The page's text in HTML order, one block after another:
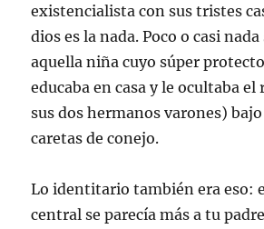
existencialista con sus tristes
dios es la nada. Poco o casi
aquella niña cuyo súper
educaba en casa y le ocultaba el
sus dos hermanos varones)
caretas de conejo.
Lo identitario también era eso:
central se parecía más a tu